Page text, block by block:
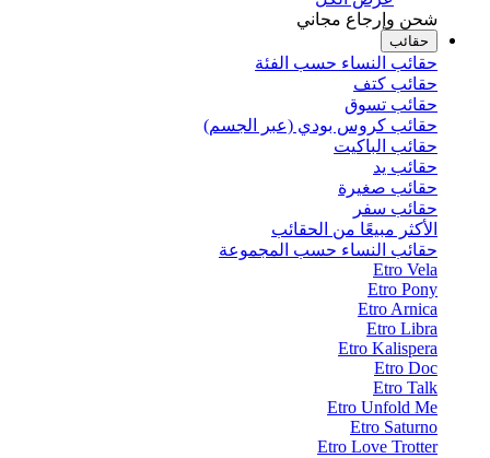
شحن وإرجاع مجاني
حقائب
حقائب النساء حسب الفئة
حقائب كتف
حقائب تسوق
حقائب كروس بودي (عبر الجسم)
حقائب الباكيت
حقائب يد
حقائب صغيرة
حقائب سفر
الأكثر مبيعًا من الحقائب
حقائب النساء حسب المجموعة
Etro Vela
Etro Pony
Etro Arnica
Etro Libra
Etro Kalispera
Etro Doc
Etro Talk
Etro Unfold Me
Etro Saturno
Etro Love Trotter